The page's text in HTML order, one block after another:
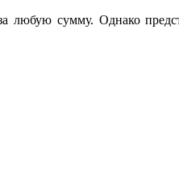
сумму. Однако